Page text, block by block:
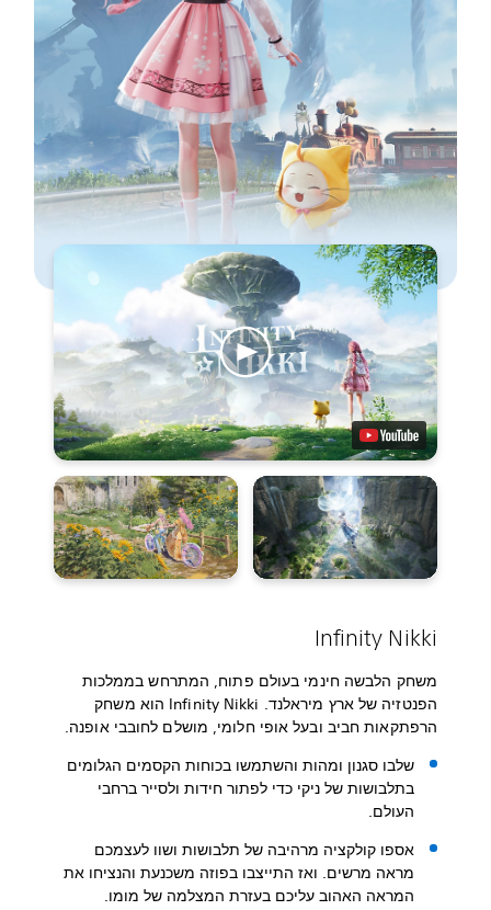
Infinity Nikki
משחק הלבשה חינמי בעולם פתוח, המתרחש בממלכות
הפנטזיה של ארץ מיראלנד. Infinity Nikki הוא משחק
הרפתקאות חביב ובעל אופי חלומי, מושלם לחובבי אופנה.
שלבו סגנון ומהות והשתמשו בכוחות הקסמים הגלומים
בתלבושות של ניקי כדי לפתור חידות ולסייר ברחבי
העולם.
אספו קולקציה מרהיבה של תלבושות ושוו לעצמכם
מראה מרשים. ואז התייצבו בפוזה משכנעת והנציחו את
המראה האהוב עליכם בעזרת המצלמה של מומו.